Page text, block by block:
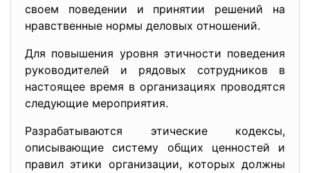
своем поведении и принятии решений на
нравственные нормы деловых отношений.
Для повышения уровня этичности поведения
руководителей и рядовых сотрудников в
настоящее время в организациях проводятся
следующие мероприятия.
Разрабатываются этические кодексы,
описывающие систему общих ценностей и
правил этики организации, которых должны